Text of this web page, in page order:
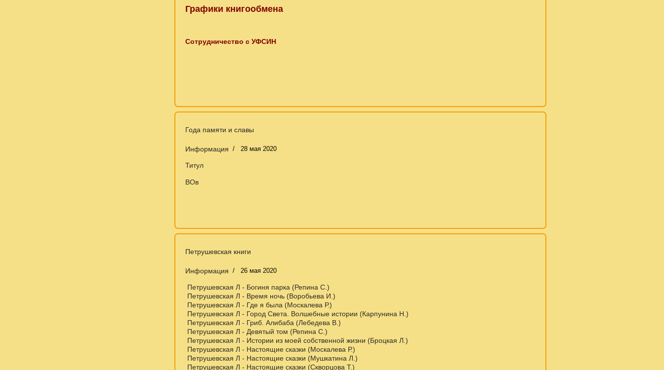
Графики книгообмена
Сотрудничество с УФСИН
Года памяти и славы
Информация 28 мая 2020
Титул
ВОв
Петрушевская книги
Информация 26 мая 2020
Петрушевская Л - Богиня парка (Репина С.)
Петрушевская Л - Время ночь (Воробьева И.)
Петрушевская Л - Где я была (Москалева Р.)
Петрушевская Л - Город Света. Волшебные истории (Карпунина Н.)
Петрушевская Л - Гриб. Алибаба (Лебедева В.)
Петрушевская Л - Девятый том (Репина С.)
Петрушевская Л - Истории из моей собственной жизни (Броцкая Л.)
Петрушевская Л - Настоящие сказки (Москалева Р.)
Петрушевская Л - Настоящие сказки (Мушкатина Л.)
Петрушевская Л - Настоящие сказки (Скворцова Т.)